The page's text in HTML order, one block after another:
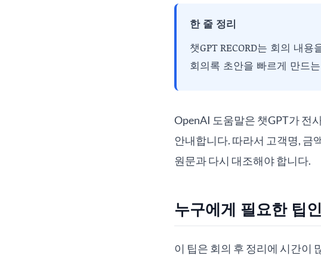
한 줄 정리
챗GPT RECORD는 회의 내
회의록 초안을 빠르게 만드
OpenAI 도움말은 챗GPT가 전
안내합니다. 따라서 고객명, 금
원문과 다시 대조해야 합니다.
누구에게 필요한 팁
이 팁은 회의 후 정리에 시간이